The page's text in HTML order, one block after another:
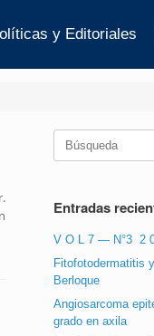
y Editoriales
Buscar:
Entradas
V O L 7 — N°3 2
Fitofotodermatitis
Berloque
Angiosarcoma
grado en axila